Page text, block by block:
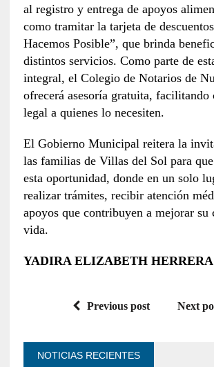
al registro y entrega de apoyos
como tramitar la tarjeta de
Hacemos Posible”, que brinda
distintos servicios. Como parte de
integral, el Colegio de Notarios de
ofrecerá asesoría gratuita, facilitando
legal a quienes lo necesiten.
El Gobierno Municipal reitera la
las familias de Villas del Sol para
esta oportunidad, donde en un solo
realizar trámites, recibir atención
apoyos que contribuyen a mejorar su
vida.
YADIRA ELIZABETH
Previous post Next
NOTICIAS RECIENTES